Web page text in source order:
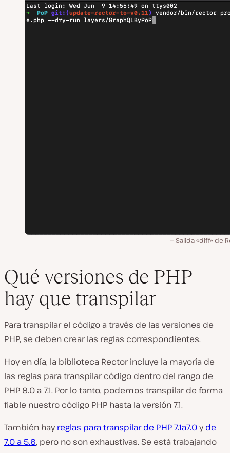
Salida «diff» de
Qué versiones de PHP
hay que transpilar
Para transpilar el código a través de las versiones de
PHP, se deben crear las reglas correspondientes.
Hoy en día, la biblioteca Rector incluye la mayoría de
las reglas para transpilar código dentro del rango de
PHP 8.0 a 7.1. Por lo tanto, podemos transpilar de forma
fiable nuestro código PHP hasta la versión 7.1.
También hayreglas para transpilar de PHP 7.1a7.0yde
7.0 a 5.6, pero no son exhaustivas. Se está trabajando